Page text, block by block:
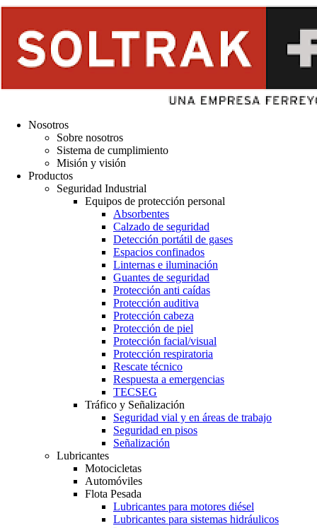
Nosotros
Sobre nosotros
Sistema de cumplimiento
Misión y visión
Productos
Seguridad Industrial
Equipos de protección personal
Absorbentes
Calzado de seguridad
Detección portátil de gases
Espacios confinados
Linternas e iluminación
Guantes de seguridad
Protección anti caídas
Protección auditiva
Protección cabeza
Protección de piel
Protección facial/visual
Protección respiratoria
Rescate técnico
Respuesta a emergencias
TECSEG
Tráfico y Señalización
Seguridad vial y en áreas de trabajo
Seguridad en pisos
Señalización
Lubricantes
Motocicletas
Automóviles
Flota Pesada
Lubricantes para motores diésel
Lubricantes para sistemas hidráulicos